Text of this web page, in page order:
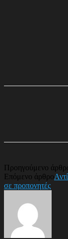
Προηγούμενο
Επόμενο άρθρο
σε προπονητές